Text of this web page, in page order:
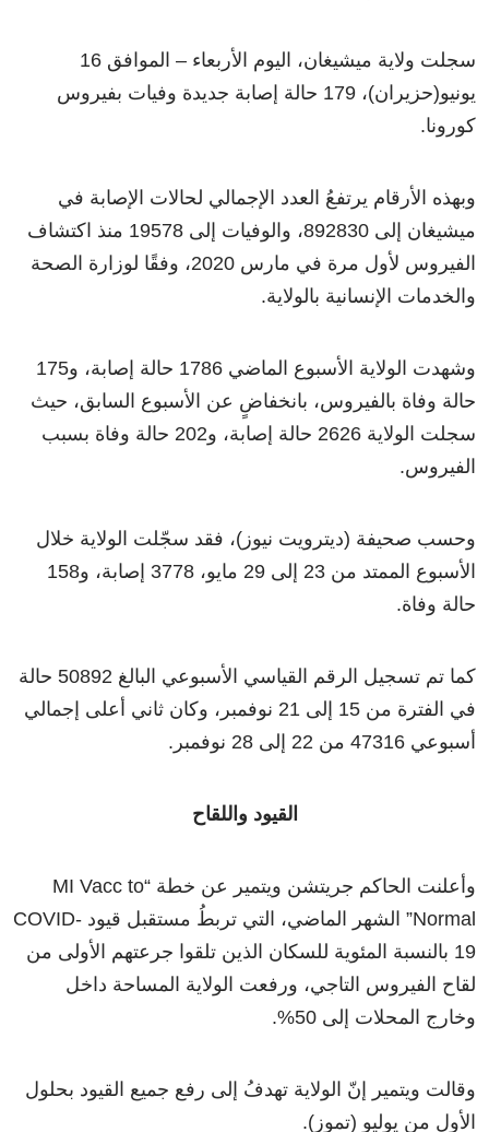
سجلت ولاية ميشيغان، اليوم الأربعاء – الموافق 16
يونيو(حزيران)، 179 حالة إصابة جديدة وفيات بفيروس
كورونا.
وبهذه الأرقام يرتفعُ العدد الإجمالي لحالات الإصابة في
ميشيغان إلى 892830، والوفيات إلى 19578 منذ اكتشاف
الفيروس لأول مرة في مارس 2020، وفقًا لوزارة الصحة
والخدمات الإنسانية بالولاية.
وشهدت الولاية الأسبوع الماضي 1786 حالة إصابة، و175
حالة وفاة بالفيروس، بانخفاضٍ عن الأسبوع السابق، حيث
سجلت الولاية 2626 حالة إصابة، و202 حالة وفاة بسبب
الفيروس.
وحسب صحيفة (ديترويت نيوز)، فقد سجّلت الولاية خلال
الأسبوع الممتد من 23 إلى 29 مايو، 3778 إصابة، و158
حالة وفاة.
كما تم تسجيل الرقم القياسي الأسبوعي البالغ 50892 حالة
في الفترة من 15 إلى 21 نوفمبر، وكان ثاني أعلى إجمالي
أسبوعي 47316 من 22 إلى 28 نوفمبر.
القيود واللقاح
وأعلنت الحاكم جريتشن ويتمير عن خطة “MI Vacc to
Normal” الشهر الماضي، التي تربطُ مستقبل قيود COVID-
19 بالنسبة المئوية للسكان الذين تلقوا جرعتهم الأولى من
لقاح الفيروس التاجي، ورفعت الولاية المساحة داخل
وخارج المحلات إلى 50%.
وقالت ويتمير إنّ الولاية تهدفُ إلى رفع جميع القيود بحلول
الأول من يوليو (تموز).